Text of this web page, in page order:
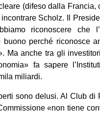
(difeso dalla Francia,
Scholz. Il
riconoscere che
buono perché riconosce
Ma anche tra gli
fa sapere
miliardi.
sono delusi. Al Club
«non tiene